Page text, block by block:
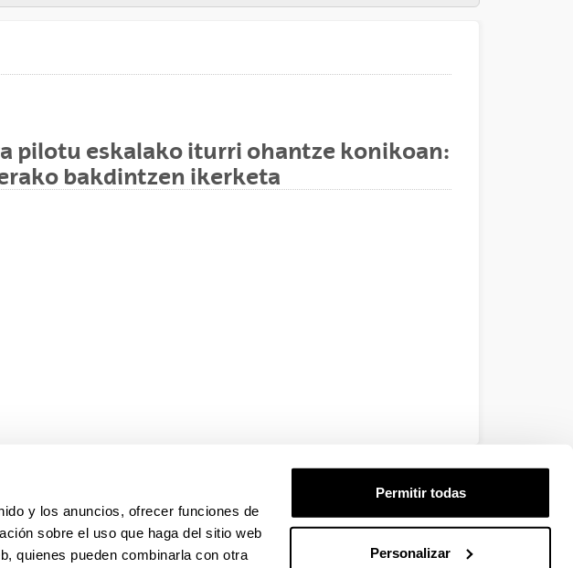
y los anuncios, ofrecer funciones de
sobre el uso que haga del sitio web
quienes pueden combinarla con otra
Permitir todas
Personalizar
pilotu eskalako iturri ohantze konikoan:
bakdintzen ikerketa
EHU